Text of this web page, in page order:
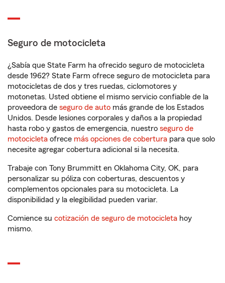
Seguro de motocicleta
¿Sabía que State Farm ha ofrecido seguro de motocicleta
desde 1962? State Farm ofrece seguro de motocicleta para
motocicletas de dos y tres ruedas, ciclomotores y
motonetas. Usted obtiene el mismo servicio confiable de la
proveedora de seguro de auto más grande de los Estados
Unidos. Desde lesiones corporales y daños a la propiedad
hasta robo y gastos de emergencia, nuestro seguro de
motocicleta ofrece más opciones de cobertura para que solo
necesite agregar cobertura adicional si la necesita.
Trabaje con Tony Brummitt en Oklahoma City, OK, para
personalizar su póliza con coberturas, descuentos y
complementos opcionales para su motocicleta. La
disponibilidad y la elegibilidad pueden variar.
Comience su cotización de seguro de motocicleta hoy
mismo.